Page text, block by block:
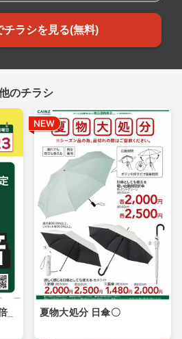
チラシを見る(無料)
のチラシ
_
夏物大処分 日傘〇